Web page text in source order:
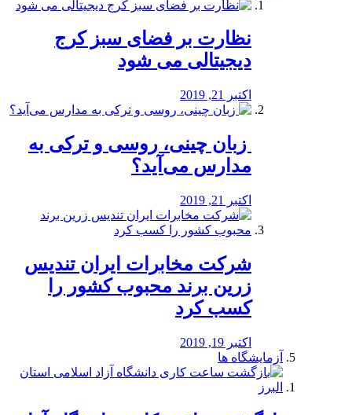
نظارت بر فضای سبز کرج
دیجیتالی می شود
اکتبر 21, 2019
️ زبان چینی، روسی و ترکی به
مدارس می‌آید؟
اکتبر 21, 2019
شرکت مخابرات ایران تندیس
زرین برند محبوب کشور را
کسب کرد
اکتبر 19, 2019
آزمایشگاه ها